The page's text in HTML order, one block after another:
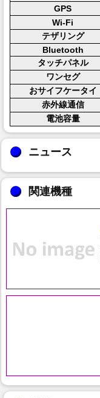
GPS
Wi-Fi
テザリング
Bluetooth
タッチパネル
ワンセグ
おサイフケータイ
赤外線通信
電池容量
ニュース
関連機種